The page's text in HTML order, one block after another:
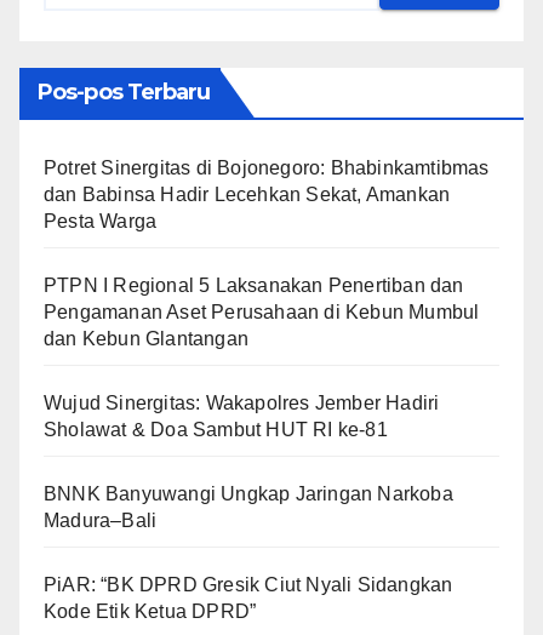
Pos-pos Terbaru
​Potret Sinergitas di Bojonegoro: Bhabinkamtibmas
dan Babinsa Hadir Lecehkan Sekat, Amankan
Pesta Warga
PTPN I Regional 5 Laksanakan Penertiban dan
Pengamanan Aset Perusahaan di Kebun Mumbul
dan Kebun Glantangan
Wujud Sinergitas: Wakapolres Jember Hadiri
Sholawat & Doa Sambut HUT RI ke-81
BNNK Banyuwangi Ungkap Jaringan Narkoba
Madura–Bali
PiAR: “BK DPRD Gresik Ciut Nyali Sidangkan
Kode Etik Ketua DPRD”